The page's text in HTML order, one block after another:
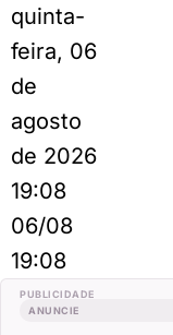
quinta-
feira, 06
de
agosto
de 2026
19:08
06/08
19:08
PUBLICIDADE
ANUNCIE